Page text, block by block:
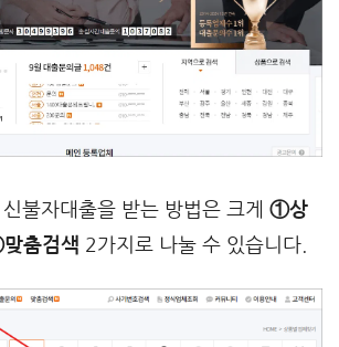
불자대출을 받는 방법은 크게 ①상
춤검색 2가지로 나눌 수 있습니다.